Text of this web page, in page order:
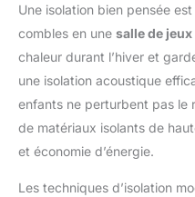
Une isolation bien pensée
combles en une salle de
chaleur durant l’hiver et
une isolation acoustique
enfants ne perturbent pas le
de matériaux isolants de
et économie d’énergie.
Les techniques d’isolation